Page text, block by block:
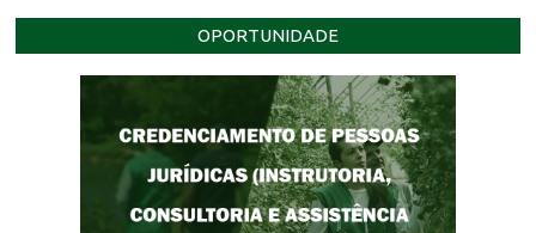
OPORTUNIDADE